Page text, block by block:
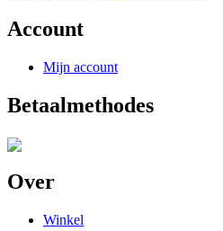
Account
Mijn account
Betaalmethodes
Over
Winkel